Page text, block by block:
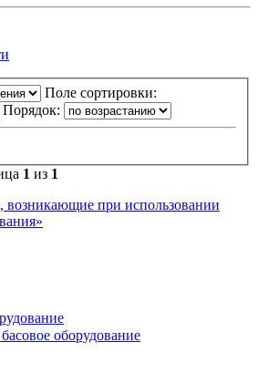
Поле сортировки:
Порядок:
1 из 1
возникающие при использовании
оборудование